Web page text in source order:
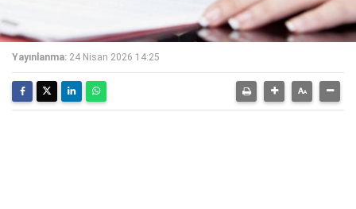
Yayınlanma: 24 Nisan 2026 14:25